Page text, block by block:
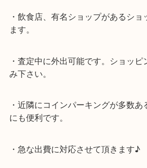
西宮北口駅
アクタ西宮の西館一階です。
★当店の特徴★